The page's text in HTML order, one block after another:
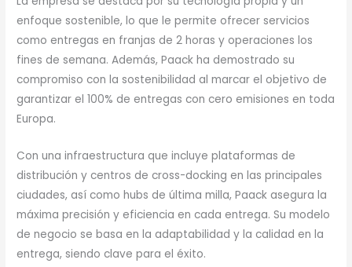
enfoque sostenible, lo que le permite ofrecer servicios
como entregas en franjas de 2 horas y operaciones los
fines de semana. Además, Paack ha demostrado su
compromiso con la sostenibilidad al marcar el objetivo de
garantizar el 100% de entregas con cero emisiones en toda
Europa.
Con una infraestructura que incluye plataformas de
distribución y centros de cross-docking en las principales
ciudades, así como hubs de última milla, Paack asegura la
máxima precisión y eficiencia en cada entrega. Su modelo
de negocio se basa en la adaptabilidad y la calidad en la
entrega, siendo clave para el éxito.